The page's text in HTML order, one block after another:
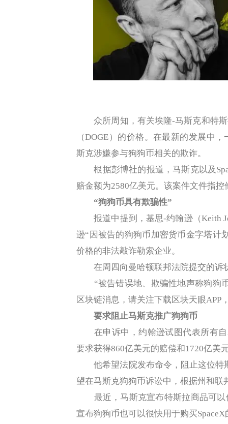
众所周知，有关埃隆-马斯克和特斯
（DOGE）的价格。在最新的发展中
斯克涉嫌参与狗狗币相关的欺诈。
根据彭博社的报道，马斯克以及
赔金额为2580亿美元。该案件文件指
“狗狗币具有欺骗性”
报道中提到，基思-约翰逊（Keith
逊“因被告的狗狗币加密货币金字塔计
价格的非法敲诈勒索企业。
在周四向曼哈顿联邦法院提交的诉
“被告错误地、欺骗性地声称狗狗币
区块链消息，请关注下载区块天眼APP
要求阻止马斯克推广狗狗币
在申诉中，约翰逊试图代表所有自
要求获得860亿美元的赔偿和1720亿美
他希望法院发布命令，阻止这位特
望在马斯克狗狗币诉讼中，根据州和
最近，马斯克宣布特斯拉商品可以
宣布狗狗币也可以很快用于购买SpaceX